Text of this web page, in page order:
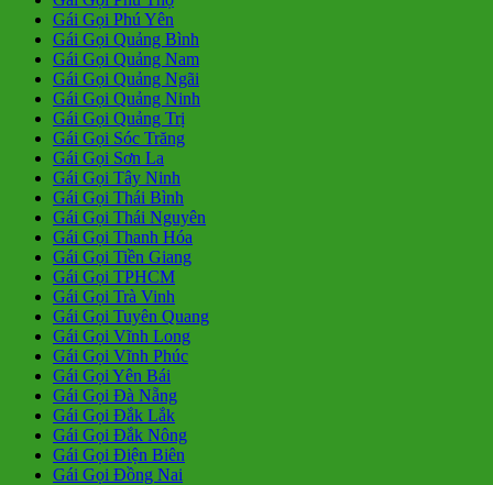
Gái Gọi Phú Yên
Gái Gọi Quảng Bình
Gái Gọi Quảng Nam
Gái Gọi Quảng Ngãi
Gái Gọi Quảng Ninh
Gái Gọi Quảng Trị
Gái Gọi Sóc Trăng
Gái Gọi Sơn La
Gái Gọi Tây Ninh
Gái Gọi Thái Bình
Gái Gọi Thái Nguyên
Gái Gọi Thanh Hóa
Gái Gọi Tiền Giang
Gái Gọi TPHCM
Gái Gọi Trà Vinh
Gái Gọi Tuyên Quang
Gái Gọi Vĩnh Long
Gái Gọi Vĩnh Phúc
Gái Gọi Yên Bái
Gái Gọi Đà Nẵng
Gái Gọi Đắk Lắk
Gái Gọi Đắk Nông
Gái Gọi Điện Biên
Gái Gọi Đồng Nai